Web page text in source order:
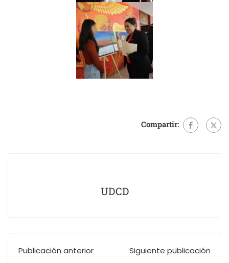
Compartir:
UDCD
Publicación anterior Siguiente publicación